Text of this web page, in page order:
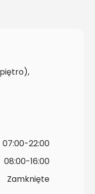
piętro),
07:00-22:00
08:00-16:00
Zamknięte